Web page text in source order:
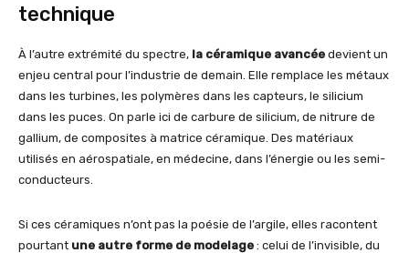
technique
À l’autre extrémité du spectre, la céramique avancée devient un
enjeu central pour l’industrie de demain. Elle remplace les métaux
dans les turbines, les polymères dans les capteurs, le silicium
dans les puces. On parle ici de carbure de silicium, de nitrure de
gallium, de composites à matrice céramique. Des matériaux
utilisés en aérospatiale, en médecine, dans l’énergie ou les semi-
conducteurs.
Si ces céramiques n’ont pas la poésie de l’argile, elles racontent
pourtant une autre forme de modelage : celui de l’invisible, du